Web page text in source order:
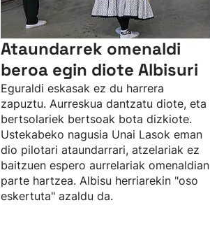
Ataundarrek omenaldi
beroa egin diote Albisuri
Eguraldi eskasak ez du harrera
zapuztu. Aurreskua dantzatu diote, eta
bertsolariek bertsoak bota dizkiote.
Ustekabeko nagusia Unai Lasok eman
dio pilotari ataundarrari, atzelariak ez
baitzuen espero aurrelariak omenaldian
parte hartzea. Albisu herriarekin "oso
eskertuta" azaldu da.